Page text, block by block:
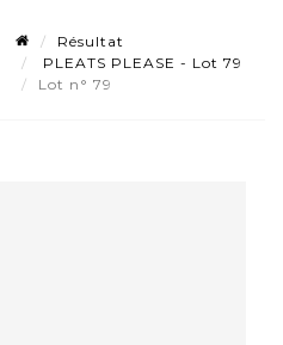
Résultat
PLEATS PLEASE - Lot 79
Lot n° 79